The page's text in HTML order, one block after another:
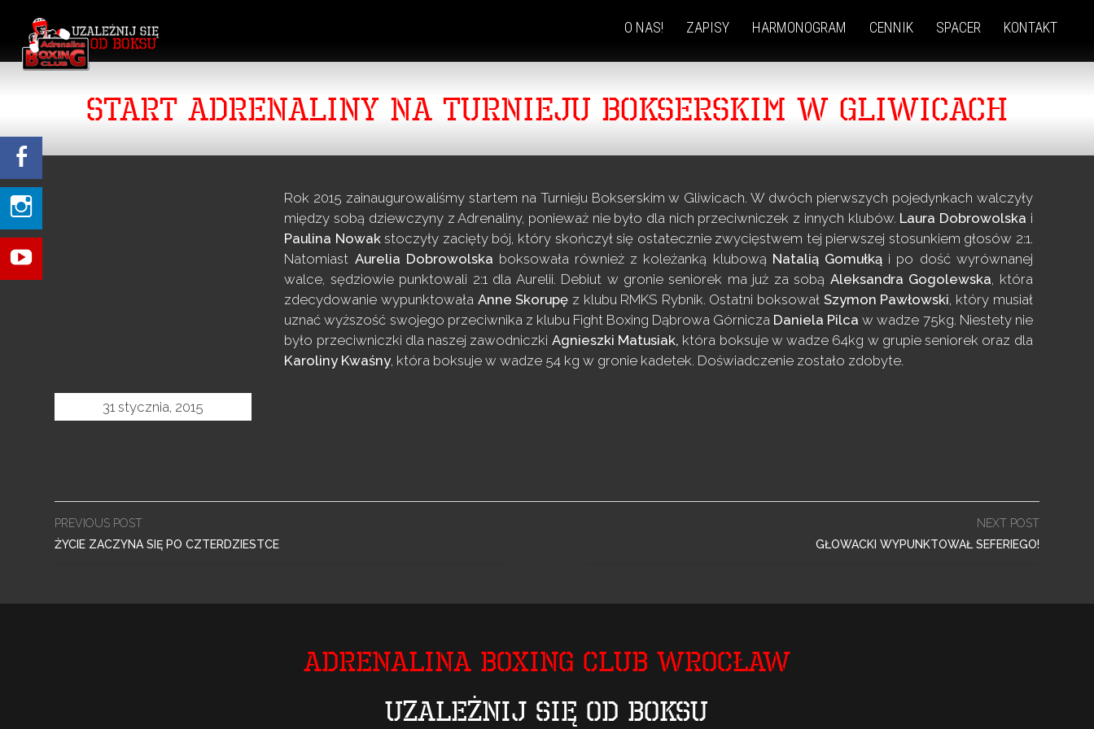
O NAS! ZAPISY HARMONOGRAM CENNIK SPACER KONTAKT
START ADRENALINY NA TURNIEJU BOKSERSKIM W GLIWICACH
31 stycznia, 2015
Rok 2015 zainaugurowaliśmy startem na Turnieju Bokserskim w Gliwicach. W dwóch pierwszych pojedynkach walczyły
między sobą dziewczyny z Adrenaliny, ponieważ nie było dla nich przeciwniczek z innych klubów. Laura Dobrowolska i
Paulina Nowakstoczyły zacięty bój, który skończył się ostatecznie zwycięstwem tej pierwszej stosunkiem głosów 2:1.
Natomiast Aurelia Dobrowolska boksowała również z koleżanką klubową Natalią Gomułką i po dość wyrównanej
walce, sędziowie punktowali 2:1 dla Aurelii. Debiut w gronie seniorek ma już za sobą Aleksandra Gogolewska, która
zdecydowanie wypunktowała Anne Skorupę z klubu RMKS Rybnik. Ostatni boksował Szymon Pawłowski, który musiał
uznać wyższość swojego przeciwnika z klubu Fight Boxing Dąbrowa Górnicza Daniela Pilcaw wadze 75kg. Niestety nie
było przeciwniczki dla naszej zawodniczki Agnieszki Matusiak, która boksuje w wadze 64kg w grupie seniorek oraz dla
Karoliny Kwaśny, która boksuje w wadze 54 kg w gronie kadetek. Doświadczenie zostało zdobyte.
navigation
PREVIOUS POST
ŻYCIE ZACZYNA SIĘ PO CZTERDZIESTCE
NEXT POST
GŁOWACKI WYPUNKTOWAŁ SEFERIEGO!
Adrenalina Boxing Club Wrocław
Uzależnij się od boksu